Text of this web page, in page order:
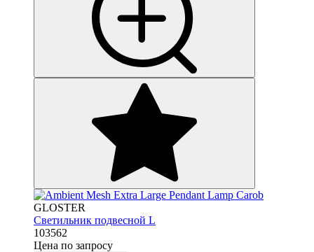
GLOSTER
Светильник подвесной L
103562
Цена по запросу